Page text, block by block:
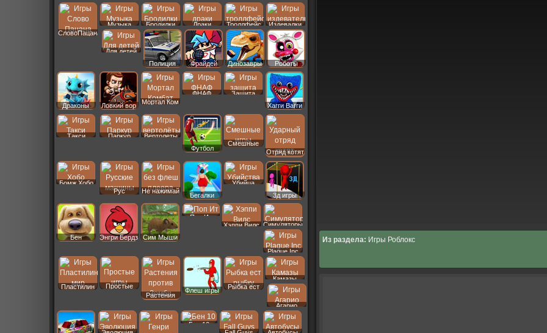
Из раздела: Игры Роблокс
СловоПацана
Музыка Бродилки Драки Троллфейс Издевалки
Для детей
Полиция
Фрайдей Динозавры Роботы
Драконы Ловкий вор
Мортал Ком
ФНАФ
Защита
Хагги Вагги
Такси Паркур
Вертолеты
Футбол
Смешные
Отряд котят
Бомж Хобо
Рус
Не нажимай
Бегалки
Убийца
3д игры
Бен Энгри Бердз Сим Мыши
Поп Ит
Хэппи Вилс Симуляторы
Plague Inc
Пластилин
Простые
Растения
Флеш игры
Рыбка ест
Камазы
Агарио
Бен 10